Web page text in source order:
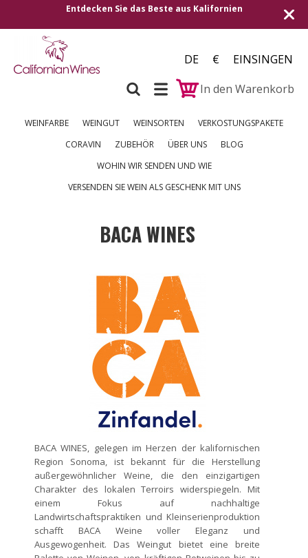
Entdecken Sie das Beste aus Kalifornien
DE €
EINSINGEN
In den Warenkorb
WEINFARBE WEINGUT WEINSORTEN
VERKOSTUNGSPAKETE
CORAVIN
ZUBEHÖR ÜBER UNS
BLOG
WOHIN WIR SENDEN UND WIE
VERSENDEN SIE WEIN ALS GESCHENK MIT UNS
BACA WINES
BACA WINES, gelegen im Herzen der kalifornischen
Region Sonoma, ist bekannt für die Herstellung
außergewöhnlicher Weine, die den einzigartigen
Charakter des lokalen Terroirs widerspiegeln. Mit
einem Fokus auf nachhaltige
Landwirtschaftspraktiken und Kleinserienproduktion
schafft BACA Weine voller Eleganz und
Ausgewogenheit. Das Weingut bietet eine breite